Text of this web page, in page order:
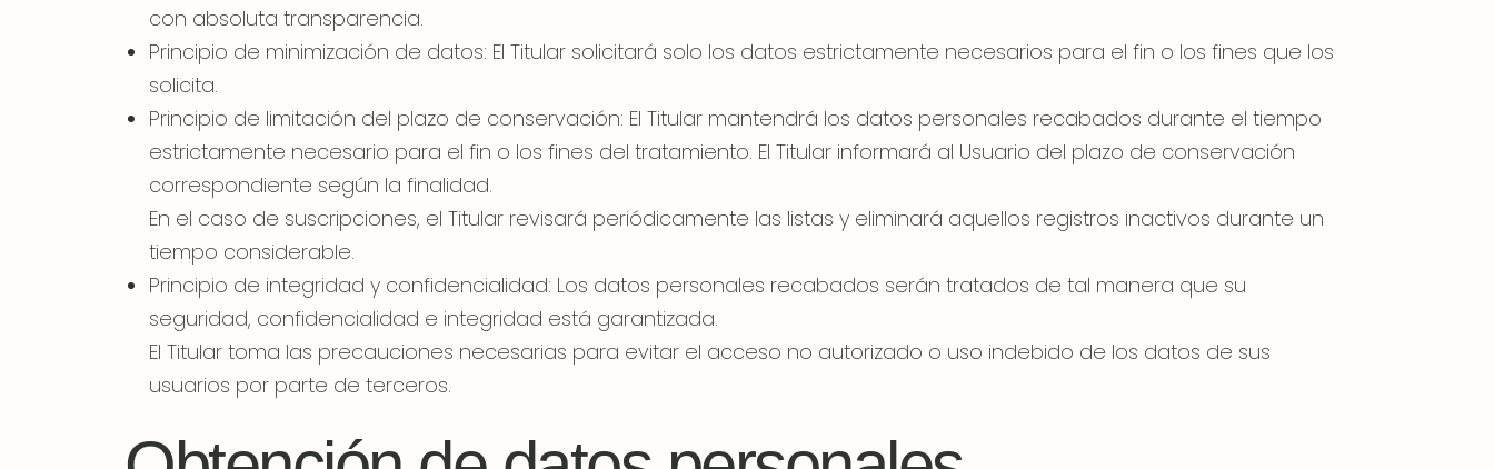
con absoluta transparencia.
Principio de minimización de datos: El Titular solicitará solo los datos estrictamente necesarios para el fin o los fines que los
solicita.
Principio de limitación del plazo de conservación: El Titular mantendrá los datos personales recabados durante el tiempo
estrictamente necesario para el fin o los fines del tratamiento. El Titular informará al Usuario del plazo de conservación
correspondiente según la finalidad.
En el caso de suscripciones, el Titular revisará periódicamente las listas y eliminará aquellos registros inactivos durante un
tiempo considerable.
Principio de integridad y confidencialidad: Los datos personales recabados serán tratados de tal manera que su
seguridad, confidencialidad e integridad está garantizada.
El Titular toma las precauciones necesarias para evitar el acceso no autorizado o uso indebido de los datos de sus
usuarios por parte de terceros.